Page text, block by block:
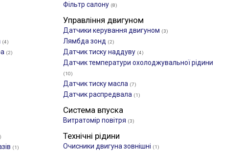
Фільтр салону (8)
(4)
(2)
Управління двигуном
Датчики керування двигуном (3)
Лямбда зонд (2)
Датчик тиску наддуву (4)
Датчик температури охолоджувальної рідини
(10)
Датчик тиску масла (7)
Датчик распредвала (1)
Система впуска
Витратомір повітря (3)
(1)
Технічні рідини
Очисники двигуна зовнішні (1)